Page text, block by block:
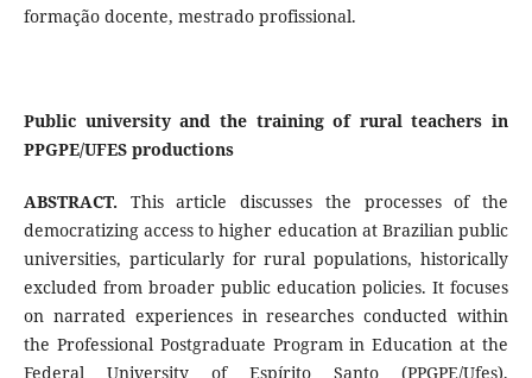
formação docente, mestrado profissional.
Public university and the training of rural teachers in
PPGPE/UFES productions
ABSTRACT. This article discusses the processes of the
democratizing access to higher education at Brazilian public
universities, particularly for rural populations, historically
excluded from broader public education policies. It focuses
on narrated experiences in researches conducted within
the Professional Postgraduate Program in Education at the
Federal University of Espírito Santo (PPGPE/Ufes),